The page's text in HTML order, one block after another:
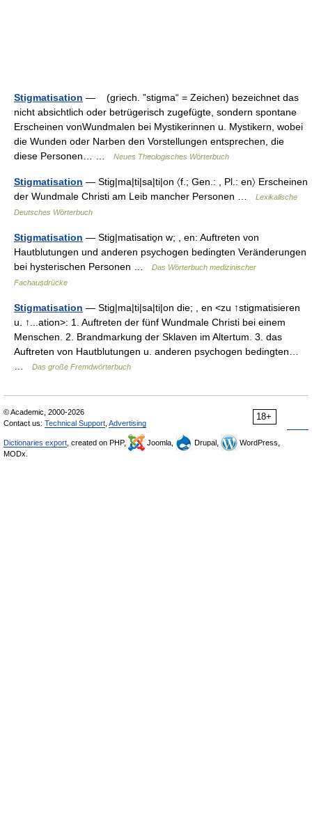
Stigmatisation — (griech. ”stigma“ = Zeichen) bezeichnet das
nicht absichtlich oder betrügerisch zugefügte, sondern spontane
Erscheinen vonWundmalen bei Mystikerinnen u. Mystikern, wobei
die Wunden oder Narben den Vorstellungen entsprechen, die
diese Personen… …
Neues Theologisches Wörterbuch
Stigmatisation — Stig|ma|ti|sa|ti|on 〈f.; Gen.: , Pl.: en〉 Erscheinen
der Wundmale Christi am Leib mancher Personen …
Lexikalische
Deutsches Wörterbuch
Stigmatisation — Stig|matisatio̱n w; , en: Auftreten von
Hautblutungen und anderen psychogen bedingten Veränderungen
bei hysterischen Personen …
Das Wörterbuch medizinischer
Fachausdrücke
Stigmatisation — Stig|ma|ti|sa|ti|on die; , en <zu ↑stigmatisieren
u. ↑...ation>: 1. Auftreten der fünf Wundmale Christi bei einem
Menschen. 2. Brandmarkung der Sklaven im Altertum. 3. das
Auftreten von Hautblutungen u. anderen psychogen bedingten…
Das große Fremdwörterbuch
18+
© Academic, 2000-2026
Contact us: Technical Support Advertising
Dictionaries export , created on PHP, Joomla, Drupal,
WordPress,
MODx.